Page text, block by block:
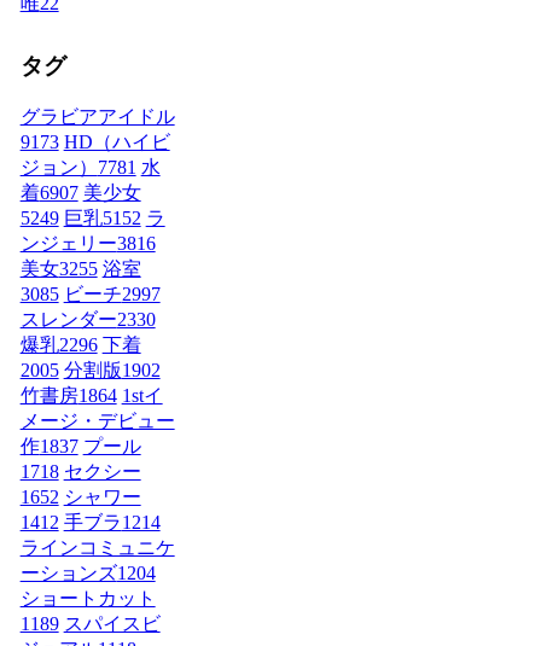
タグ
グラビアアイドル
9173 HD（ハイビ
ジョン） 7781 水
着6907 美少女
5249 巨乳5152 ラ
ンジェリー3816
美女3255 浴室
3085 ビーチ2997
スレンダー2330
爆乳2296 下着
2005 分割版1902
竹書房1864 1stイ
メージ・デビュー
作1837 プール
1718 セクシー
1652 シャワー
1412 手ブラ1214
ラインコミュニケ
ーションズ1204
ショートカット
1189 スパイスビ